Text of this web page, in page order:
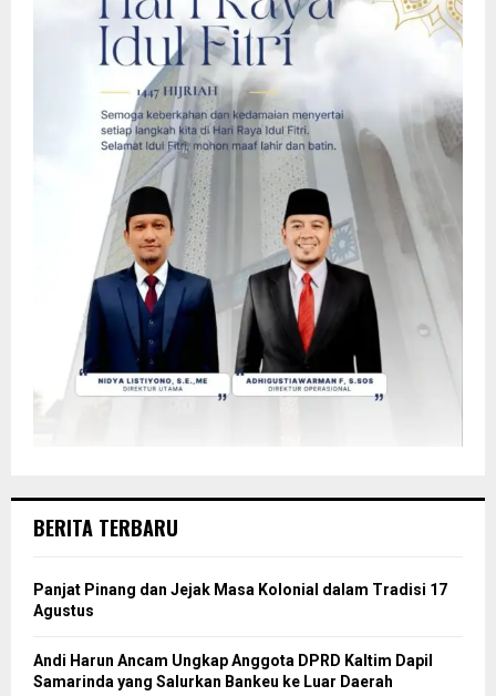
BERITA TERBARU
Panjat Pinang dan Jejak Masa Kolonial dalam Tradisi 17
Agustus
Andi Harun Ancam Ungkap Anggota DPRD Kaltim Dapil
Samarinda yang Salurkan Bankeu ke Luar Daerah